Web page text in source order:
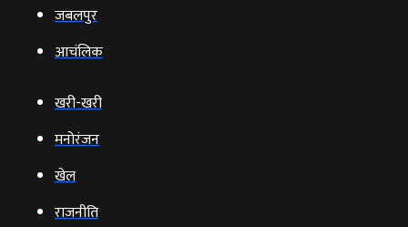
जबलपुर
आचंलिक
खरी-खरी
मनोरंजन
खेल
राजनीति